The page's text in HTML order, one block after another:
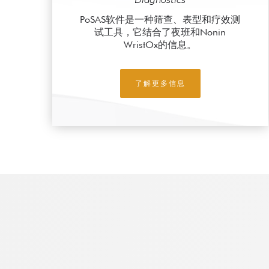
PoSAS软件是一种筛查、表型和疗效测
试工具，它结合了夜班和Nonin
WristOx的信息。
了解更多信息